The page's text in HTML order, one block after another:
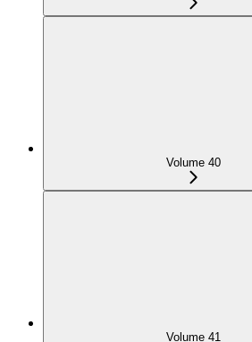
Volume 40
Volume 41